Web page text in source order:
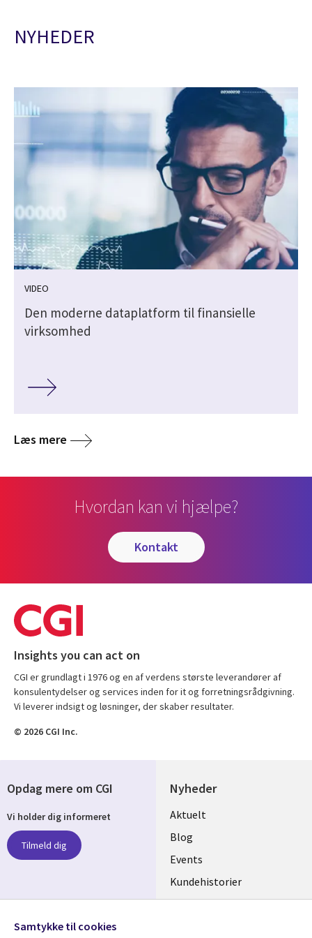
NYHEDER
VIDEO
Den moderne dataplatform til finansielle
virksomhed
Læs mere
Hvordan kan vi hjælpe?
kontakt
Insights you can act on
CGI er grundlagt i 1976 og en af verdens største leverandører af
konsulentydelser og services inden for it og forretningsrådgivning.
Vi leverer indsigt og løsninger, der skaber resultater.
© 2026 CGI Inc.
Nyheder
Useful
links
DENMARK
Aktuelt
Blog
Events
Kundehistorier
Videoer
Opdag mere om CGI
Vi holder dig informeret
Tilmeld dig
Samtykke til cookies